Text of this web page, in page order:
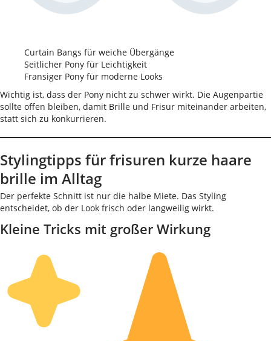
Curtain Bangs für weiche Übergänge
Seitlicher Pony für Leichtigkeit
Fransiger Pony für moderne Looks
Wichtig ist, dass der Pony nicht zu schwer wirkt. Die Augenpartie
sollte offen bleiben, damit Brille und Frisur miteinander arbeiten,
statt sich zu konkurrieren.
Stylingtipps für frisuren kurze haare
brille im Alltag
Der perfekte Schnitt ist nur die halbe Miete. Das Styling
entscheidet, ob der Look frisch oder langweilig wirkt.
Kleine Tricks mit großer Wirkung